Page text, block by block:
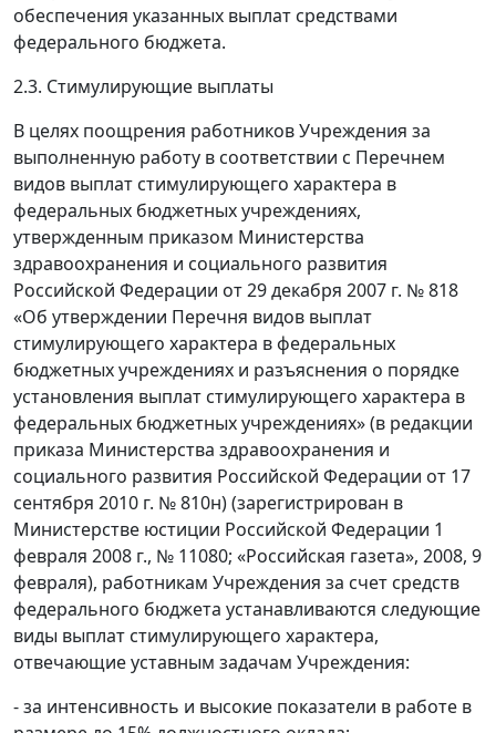
обеспечения указанных выплат средствами
федерального бюджета.
2.3. Стимулирующие выплаты
В целях поощрения работников Учреждения за
выполненную работу в соответствии с Перечнем
видов выплат стимулирующего характера в
федеральных бюджетных учреждениях,
утвержденным приказом Министерства
здравоохранения и социального развития
Российской Федерации от 29 декабря 2007 г. № 818
«Об утверждении Перечня видов выплат
стимулирующего характера в федеральных
бюджетных учреждениях и разъяснения о порядке
установления выплат стимулирующего характера в
федеральных бюджетных учреждениях» (в редакции
приказа Министерства здравоохранения и
социального развития Российской Федерации от 17
сентября 2010 г. № 810н) (зарегистрирован в
Министерстве юстиции Российской Федерации 1
февраля 2008 г., № 11080; «Российская газета», 2008, 9
февраля), работникам Учреждения за счет средств
федерального бюджета устанавливаются следующие
виды выплат стимулирующего характера,
отвечающие уставным задачам Учреждения:
- за интенсивность и высокие показатели в работе в